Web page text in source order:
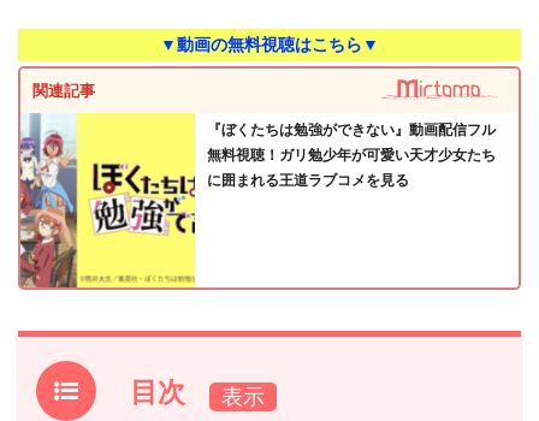
▼動画の無料視聴はこちら▼
関連記事
『ぼくたちは勉強ができない』動画配信フル
無料視聴！ガリ勉少年が可愛い天才少女たち
に囲まれる王道ラブコメを見る
目次